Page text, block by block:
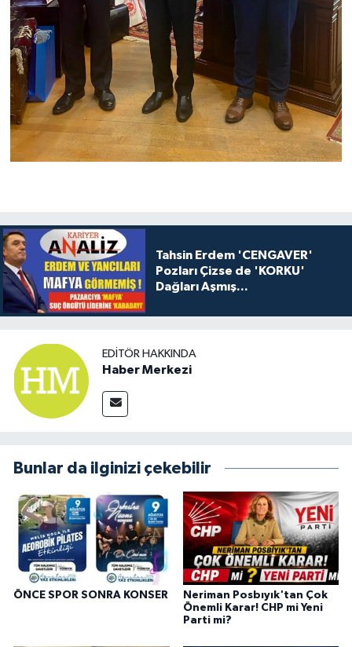
Tahsin Erdem 'CENGAVER'
Pozları Çizse de 'KORKU'
Dağları Aşmış...
EDITÖR HAKKINDA
Haber Merkezi
Bunlar da ilginizi çekebilir
ÖNCE SPOR SONRA KONSER
Neriman Posbıyık'tan Çok
Önemli Karar! CHP mi Yeni
Parti mi?